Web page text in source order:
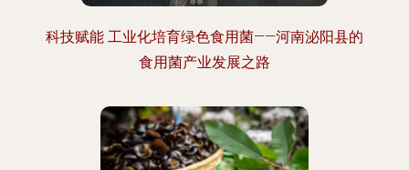
科技赋能 工业化培育绿色食用菌——河南泌阳县的
食用菌产业发展之路